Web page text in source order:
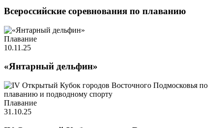
Всероссийские соревнования по плаванию
Плавание
10.11.25
«Янтарный дельфин»
Плавание
31.10.25